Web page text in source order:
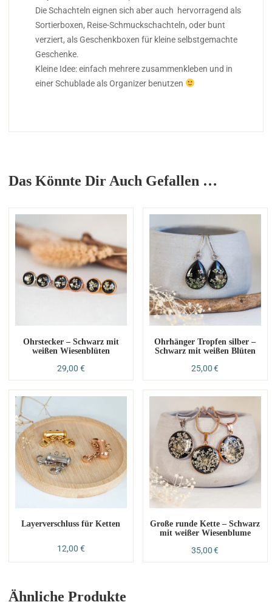
Die Schachteln eignen sich aber auch hervorragend als
Sortierboxen, Reise-Schmuckschachteln, oder bunt
verziert, als Geschenkboxen für kleine selbstgemachte
Geschenke.
Kleine Idee: einfach mehrere zusammenkleben und in
einer Schublade als Organizer benutzen
Das Könnte Dir Auch Gefallen …
Ohrstecker – Schwarz mit
weißen Wiesenblüten
29,00 €
Ohrhänger Tropfen silber –
Schwarz mit weißen Blüten
25,00€
Layerverschluss für Ketten
12,00 €
Große runde Kette – Schwarz
mit weißer Wiesenblume
35,00€
Ähnliche Produkte